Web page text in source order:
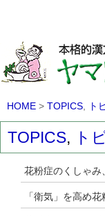
HOME > TOPICS, ト
TOPICS, ト
花粉症のくしゃみ
「衛気」を高め